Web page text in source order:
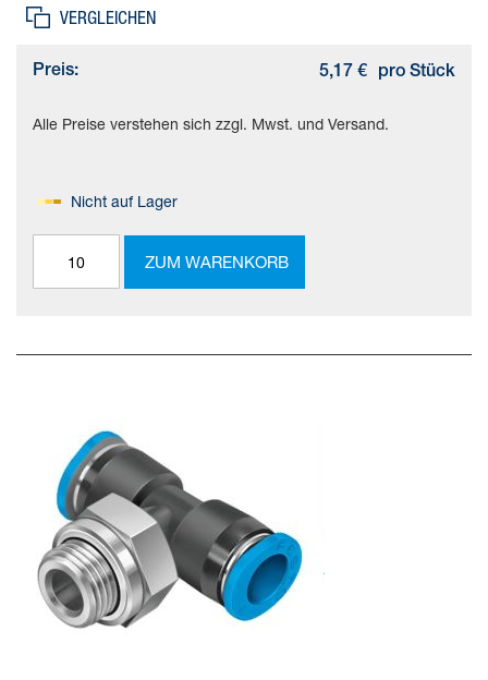
VERGLEICHEN
Preis: 5,17 € pro Stück
Alle Preise verstehen sich zzgl. Mwst. und Versand.
Nicht auf Lager
ZUM WARENKORB